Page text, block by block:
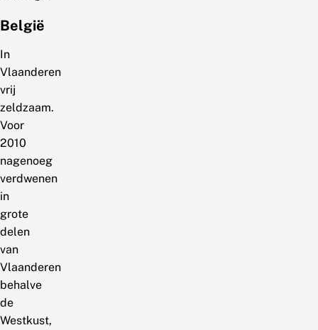
België
In
Vlaanderen
vrij
zeldzaam.
Voor
2010
nagenoeg
verdwenen
in
grote
delen
van
Vlaanderen
behalve
de
Westkust,